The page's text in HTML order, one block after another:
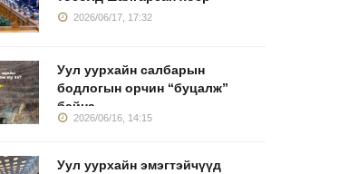
2026/06/17, 17:32
Уул уурхайн салбарын
бодлогын орчин “буцалж”
байна
2026/06/16, 14:15
Уул уурхайн эмэгтэйчүүд